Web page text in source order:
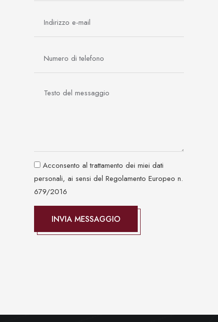
Acconsento al trattamento dei miei dati
personali, ai sensi del Regolamento Europeo n.
679/2016